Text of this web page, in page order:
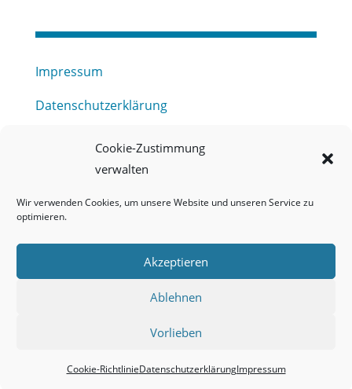
Cookie-Zustimmung
verwalten
Wir verwenden Cookies, um unsere Website und unseren Service zu
optimieren.
Akzeptieren
Ablehnen
Vorlieben
Cookie-RichtlinieDatenschutzerklärungImpressum
Impressum
Datenschutzerklärung
Haftungsausschluss
Barrierefreiheitserklärung
Meldestelle (HinSchG) des Erftverbandes
Onlineportal Grundwassernutzung